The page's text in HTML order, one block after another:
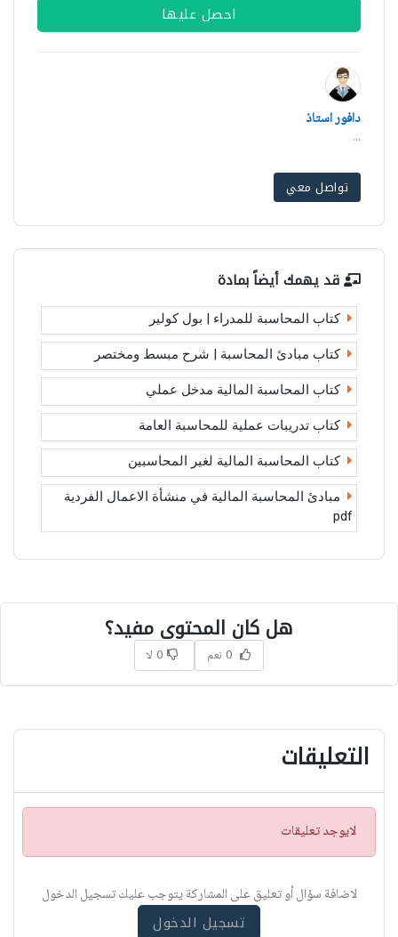
احصل عليها
دافور استاذ
...
تواصل معي
قد يهمك أيضاً بمادة
كتاب المحاسبة للمدراء | بول كولير
كتاب مبادئ المحاسبة | شرح مبسط ومختصر
كتاب المحاسبة المالية مدخل عملي
كتاب تدريبات عملية للمحاسبة العامة
كتاب المحاسبة المالية لغير المحاسبين
مبادئ المحاسبة المالية في منشأة الاعمال الفردية
pdf
هل كان المحتوى مفيد؟
0 نعم 0 لا
التعليقات
ت
ن
ي
لايوجد تعليقات
لاضافة سؤال أو تعليق على المشاركة يتوجب عليك تسجيل الدخول
تسجيل الدخول